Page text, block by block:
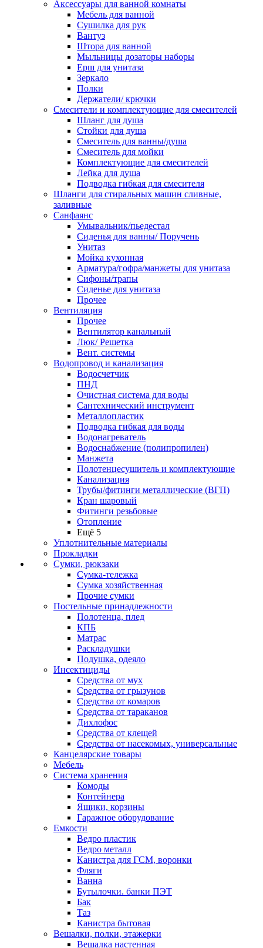
Аксессуары для ванной комнаты
Мебель для ванной
Сушилка для рук
Вантуз
Штора для ванной
Мыльницы дозаторы наборы
Ерш для унитаза
Зеркало
Полки
Держатели/ крючки
Смесители и комплектующие для смесителей
Шланг для душа
Стойки для душа
Смеситель для ванны/душа
Смеситель для мойки
Комплектующие для смесителей
Лейка для душа
Подводка гибкая для смесителя
Шланги для стиральных машин сливные,
заливные
Санфаянс
Умывальник/пьедестал
Сиденья для ванны/ Поручень
Унитаз
Мойка кухонная
Арматура/гофра/манжеты для унитаза
Сифоны/трапы
Сиденье для унитаза
Прочее
Вентиляция
Прочее
Вентилятор канальный
Люк/ Решетка
Вент. системы
Водопровод и канализация
Водосчетчик
ПНД
Очистная система для воды
Сантехнический инструмент
Металлопластик
Подводка гибкая для воды
Водонагреватель
Водоснабжение (полипропилен)
Манжета
Полотенцесушитель и комплектующие
Канализация
Трубы/фитинги металлические (ВГП)
Кран шаровый
Фитинги резьбовые
Отопление
Ещё 5
Уплотнительные материалы
Прокладки
Сумки, рюкзаки
Сумка-тележка
Сумка хозяйственная
Прочие сумки
Постельные принадлежности
Полотенца, плед
КПБ
Матрас
Раскладушки
Подушка, одеяло
Инсектициды
Средства от мух
Средства от грызунов
Средства от комаров
Средства от тараканов
Дихлофос
Средства от клещей
Средства от насекомых, универсальные
Канцелярские товары
Мебель
Система хранения
Комоды
Контейнера
Ящики, корзины
Гаражное оборудование
Емкости
Ведро пластик
Ведро металл
Канистра для ГСМ, воронки
Фляги
Ванна
Бутылочки. банки ПЭТ
Бак
Таз
Канистра бытовая
Вешалки, полки, этажерки
Вешалка настенная